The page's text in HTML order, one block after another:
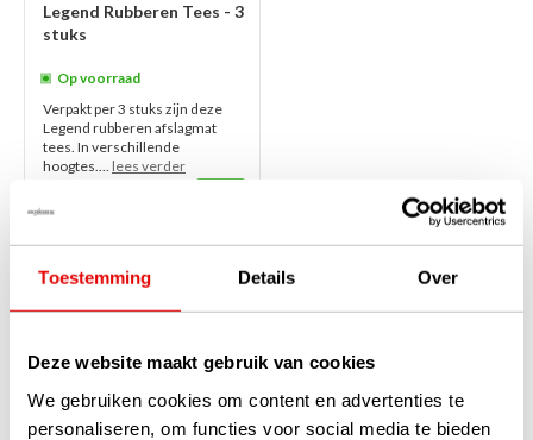
Toestemming Details Over
Deze website maakt gebruik van cookies
We gebruiken cookies om content en advertenties te
personaliseren, om functies voor social media te bieden
Legend Rubberen Tees - 3
stuks
Op voorraad
Verpakt per 3 stuks zijn deze
Legend rubberen afslagmat
tees. In verschillende
hoogtes.... lees verder
€3,95